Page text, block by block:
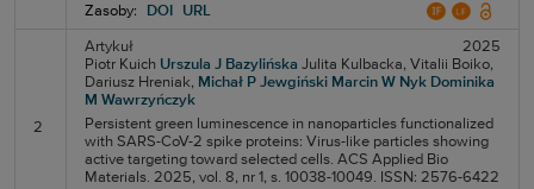
Zasoby:
DOI URL
2
Artykuł
2025
Piotr Kuich Urszula J Bazylińska Julita Kulbacka, Vitalii Boiko,
Dariusz Hreniak, Michał P Jewgiński Marcin W Nyk Dominika
M Wawrzyńczyk
Persistent green luminescence in nanoparticles functionalized
with SARS-CoV-2 spike proteins: Virus-like particles showing
active targeting toward selected cells. ACS Applied Bio
Materials. 2025, vol. 8, nr 1, s. 10038-10049. ISSN: 2576-6422